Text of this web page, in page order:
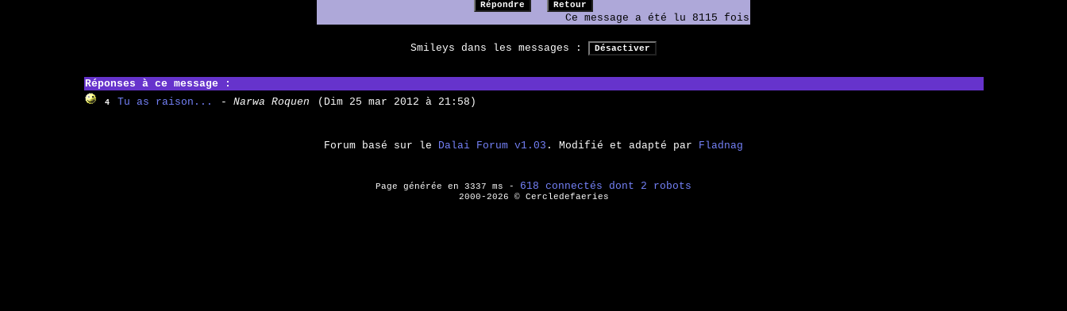
Ce message a été lu 8115 fois
Smileys dans les messages :
Réponses à ce message :
4 Tu as raison... - Narwa Roquen (Dim 25 mar 2012 à 21:58)
Forum basé sur le Dalai Forum v1.03 . Modifié et adapté par Fladnag
Page générée en 3337 ms - 618 connectés dont 2 robots
2000-2026 © Cercledefaeries